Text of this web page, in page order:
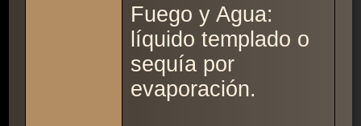
Fuego y Agua:
líquido templado o
sequía por
evaporación.